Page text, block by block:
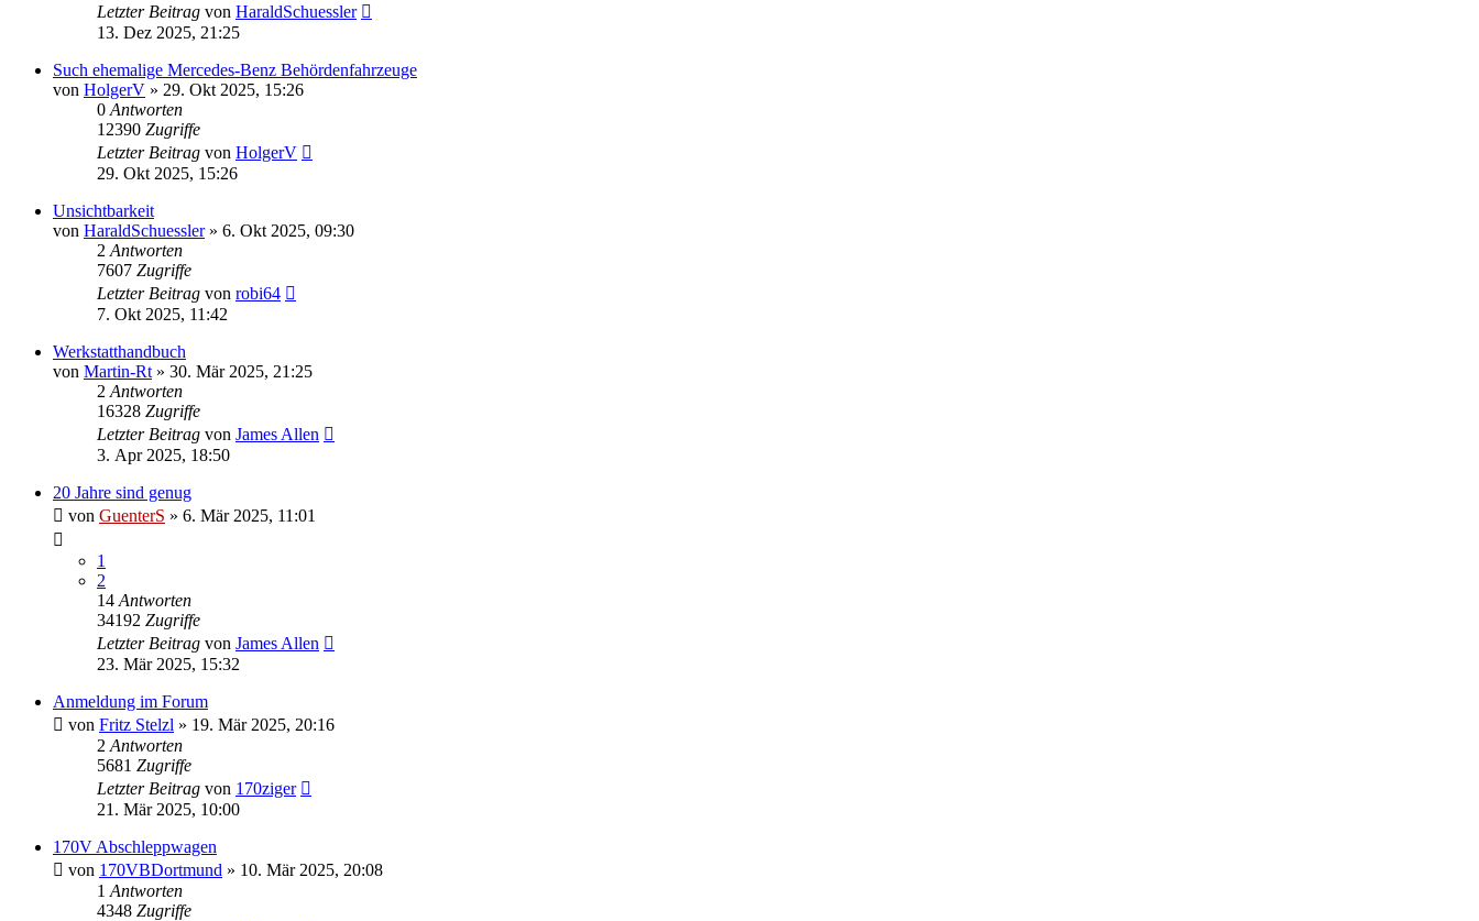
Letzter Beitrag von HaraldSchuessler
13. Dez 2025, 21:25
Such ehemalige Mercedes-Benz Behördenfahrzeuge
von HolgerV » 29. Okt 2025, 15:26
0 Antworten
12390 Zugriffe
Letzter Beitrag von HolgerV
29. Okt 2025, 15:26
Unsichtbarkeit
von HaraldSchuessler» 6. Okt 2025, 09:30
2 Antworten
7607 Zugriffe
Letzter Beitrag von robi64
7. Okt 2025, 11:42
Werkstatthandbuch
von Martin-Rt » 30. Mär 2025, 21:25
2 Antworten
16328 Zugriffe
Letzter Beitrag von James Allen
3. Apr 2025, 18:50
20 Jahre sind genug
von GuenterS » 6. Mär 2025, 11:01
1
2
14 Antworten
34192 Zugriffe
Letzter Beitrag von James Allen
23. Mär 2025, 15:32
Anmeldung im Forum
von Fritz Stelzl » 19. Mär 2025, 20:16
2 Antworten
5681 Zugriffe
Letzter Beitrag von 170ziger
21. Mär 2025, 10:00
170V Abschleppwagen
von 170VBDortmund » 10. Mär 2025, 20:08
1 Antworten
4348 Zugriffe